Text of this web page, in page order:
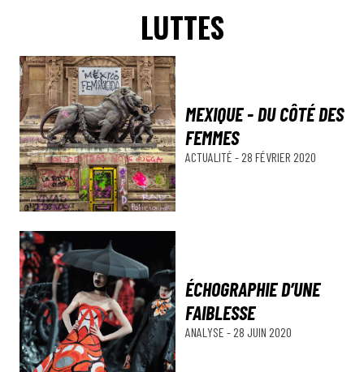
LUTTES
MEXIQUE - DU CÔTÉ DES
FEMMES
ACTUALITÉ - 28 FÉVRIER 2020
ÉCHOGRAPHIE D’UNE
FAIBLESSE
ANALYSE - 28 JUIN 2020